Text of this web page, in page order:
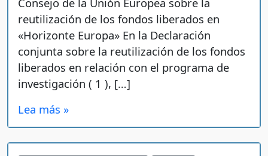
reutilización de los fondos liberados en
«Horizonte Europa» En la Declaración
conjunta sobre la reutilización de los fondos
liberados en relación con el programa de
investigación ( 1 ), […]
Lea más »